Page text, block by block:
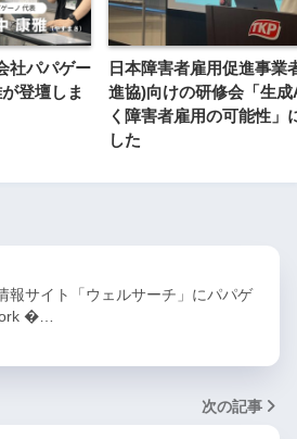
社パパゲー
登壇しま
日本障害者雇用促進事業
進協)向けの研修会「生
く障害者雇用の可能性」
した
報サイト「ウェルサーチ」にパパゲ
�…
次の記事